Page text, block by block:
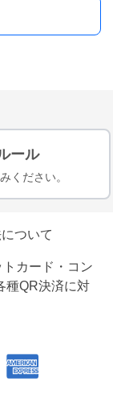
ール
ください。
ついて
カード・コン
種QR決済に対